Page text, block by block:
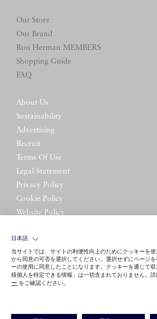
Our Store
Our Brand
Ron Herman MEMBERS
Shopping Guide
FAQ
About Us
Sustainability
Advertising
Recruit
Terms Of Use
Legal Statement
Privacy Policy
Cookie Policy
Website Policy
日本語
当サイトでは、サイトの利便性向上のためにクッキーを
から同意の可否を選択してください。選択せずにページ
ーの使用に同意したことになります。クッキーを通じて
様個人を特定できる情報」は一切含まれておりません。詳
ー をご確認ください。